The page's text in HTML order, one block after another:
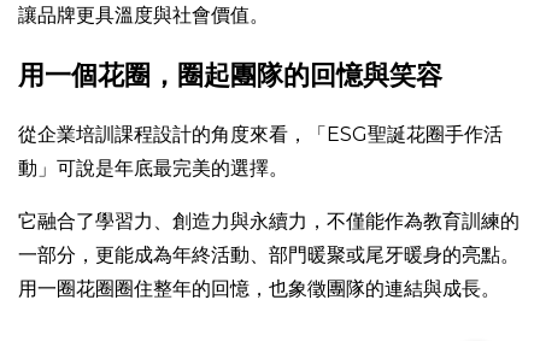
讓品牌更具溫度與社會價值。
用一個花圈，圈起團隊的回憶與笑容
從企業培訓課程設計的角度來看，「ESG聖誕花圈手作活
動」可說是年底最完美的選擇。
它融合了學習力、創造力與永續力，不僅能作為教育訓練的
一部分，更能成為年終活動、部門暖聚或尾牙暖身的亮點。
用一圈花圈圈住整年的回憶 ，也象徵團隊的連結與成長。